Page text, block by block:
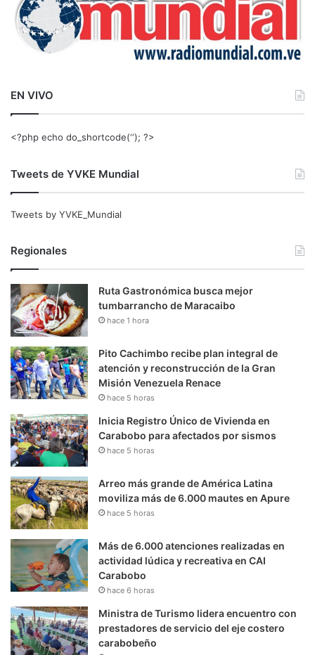
EN VIVO
<?php echo do_shortcode(‘‘); ?>
Tweets de YVKE Mundial
Tweets by YVKE_Mundial
Regionales
Ruta Gastronómica busca mejor
tumbarrancho de Maracaibo
hace 1 hora
Pito Cachimbo recibe plan integral de
atención y reconstrucción de la Gran
Misión Venezuela Renace
hace 5 horas
Inicia Registro Único de Vivienda en
Carabobo para afectados por sismos
hace 5 horas
Arreo más grande de América Latina
moviliza más de 6.000 mautes en Apure
hace 5 horas
Más de 6.000 atenciones realizadas en
actividad lúdica y recreativa en CAI
Carabobo
hace 6 horas
Ministra de Turismo lidera encuentro con
prestadores de servicio del eje costero
carabobeño